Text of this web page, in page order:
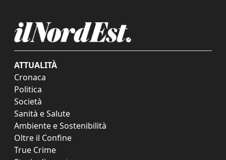
ATTUALITÀ
Cronaca
Politica
Società
Sanità e Salute
Ambiente e Sostenibilità
Oltre il Confine
True Crime